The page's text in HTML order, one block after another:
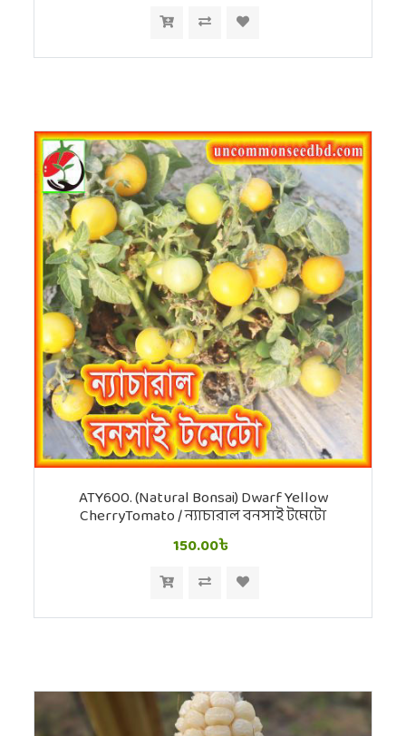
ATY600. (Natural Bonsai) Dwarf Yellow
CherryTomato / ন্যাচারাল বনসাই টমেটো
150.00৳